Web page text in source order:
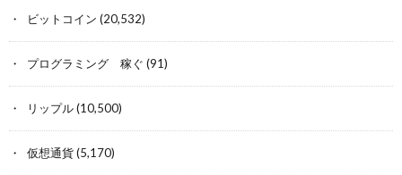
ビットコイン (20,532)
プログラミング 稼ぐ (91)
リップル(10,500)
仮想通貨(5,170)